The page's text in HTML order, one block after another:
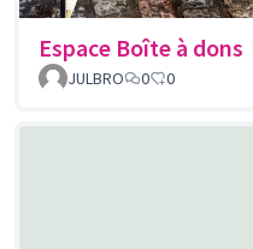
Espace Boîte à dons
JULBRO
0 0